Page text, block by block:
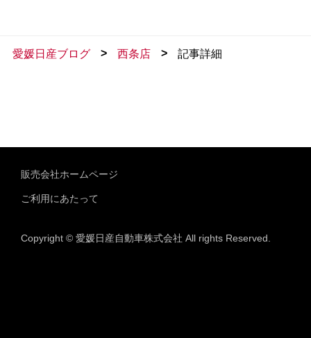
愛媛日産ブログ > 西条店 > 記事詳細
販売会社ホームページ
ご利用にあたって
Copyright © 愛媛日産自動車株式会社 All rights Reserved.